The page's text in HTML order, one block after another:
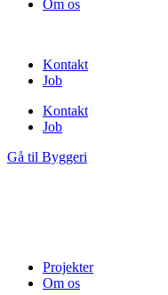
Om os
Kontakt
Job
Kontakt
Job
Gå til Byggeri
Projekter
Om os